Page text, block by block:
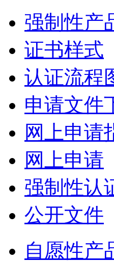
强制性产
证书样式
认证流程
申请文件
网上申请
网上申请
强制性认
公开文件
自愿性产